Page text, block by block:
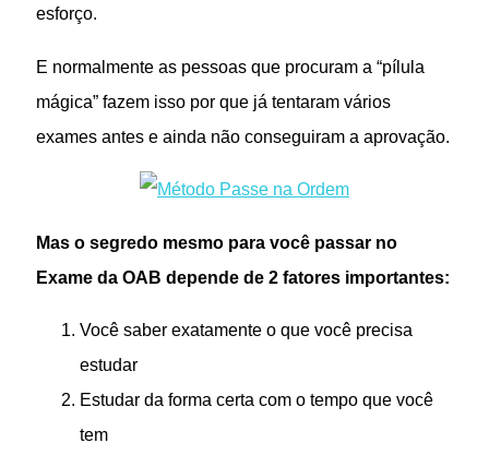
esforço.
E normalmente as pessoas que procuram a “pílula
mágica” fazem isso por que já tentaram vários
exames antes e ainda não conseguiram a aprovação.
Mas o segredo mesmo para você passar no
Exame da OAB depende de 2 fatores importantes:
Você saber exatamente o que você precisa
estudar
Estudar da forma certa com o tempo que você
tem